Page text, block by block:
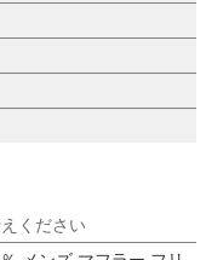
ください